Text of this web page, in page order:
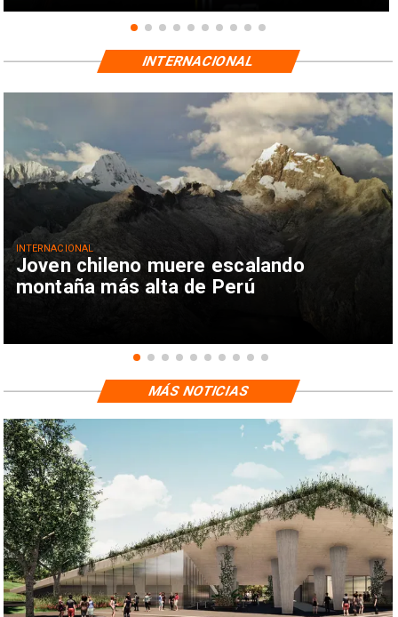
Joven chileno muere escalando
montaña más alta de Perú
INTERNACIONAL
INTERNACIONAL
MÁS NOTICIAS